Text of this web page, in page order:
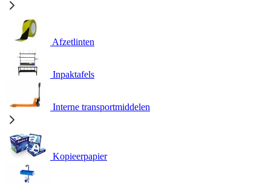
Afzetlinten
Inpaktafels
Interne transportmiddelen
Kopieerpapier